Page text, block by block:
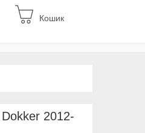
Кошик
Dokker 2012-